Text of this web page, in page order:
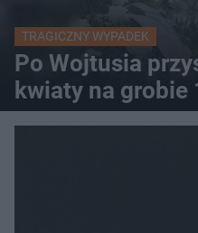
TRAGICZNY WYPADEK
Po Wojtusia
kwiaty na grobie